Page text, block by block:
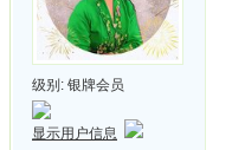
级别: 银牌会员
显示用户信息